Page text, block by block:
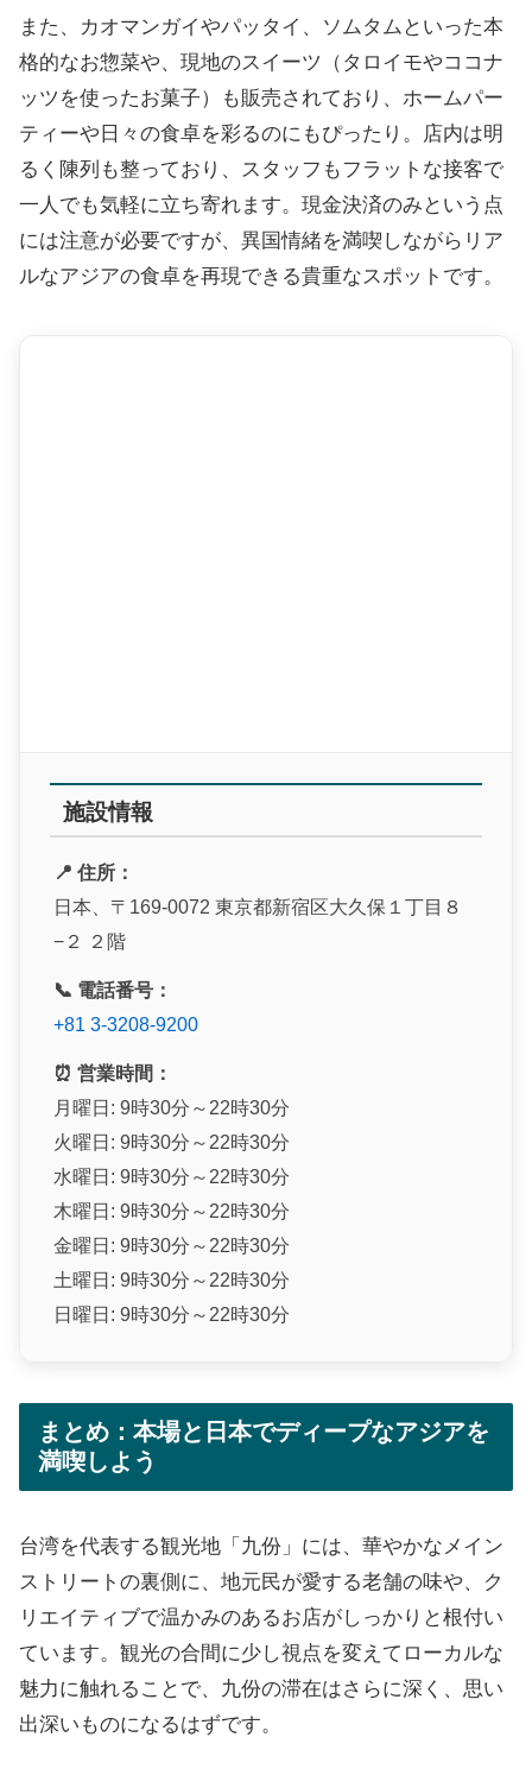
また、カオマンガイやパッタイ、ソムタムといった本
格的なお惣菜や、現地のスイーツ（タロイモやココナ
ッツを使ったお菓子）も販売されており、ホームパー
ティーや日々の食卓を彩るのにもぴったり。店内は明
るく陳列も整っており、スタッフもフラットな接客で
一人でも気軽に立ち寄れます。現金決済のみという点
には注意が必要ですが、異国情緒を満喫しながらリア
ルなアジアの食卓を再現できる貴重なスポットです。
施設情報
📍 住所：
日本、〒169-0072 東京都新宿区大久保１丁目８
−２ ２階
📞 電話番号：
+81 3-3208-9200
⏰ 営業時間：
月曜日: 9時30分～22時30分
火曜日: 9時30分～22時30分
水曜日: 9時30分～22時30分
木曜日: 9時30分～22時30分
金曜日: 9時30分～22時30分
土曜日: 9時30分～22時30分
日曜日: 9時30分～22時30分
まとめ：本場と日本でディープなアジアを
満喫しよう
台湾を代表する観光地「九份」には、華やかなメイン
ストリートの裏側に、地元民が愛する老舗の味や、ク
リエイティブで温かみのあるお店がしっかりと根付い
ています。観光の合間に少し視点を変えてローカルな
魅力に触れることで、九份の滞在はさらに深く、思い
出深いものになるはずです。